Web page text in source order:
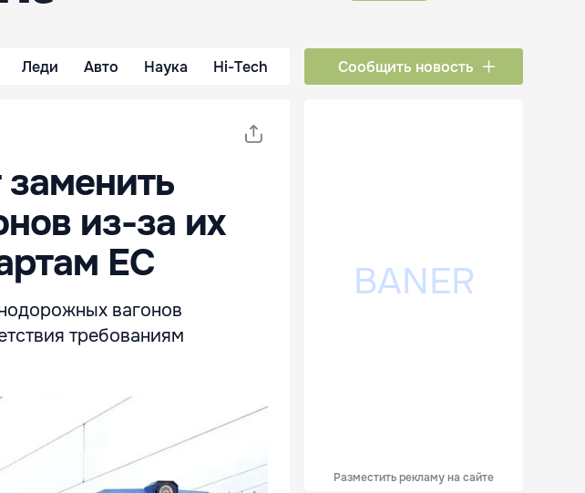
Леди Авто Наука Hi-Tech Сообщить новость
из-за их
ЕС
вагонов
требованиям
Разместить рекламу на сайте